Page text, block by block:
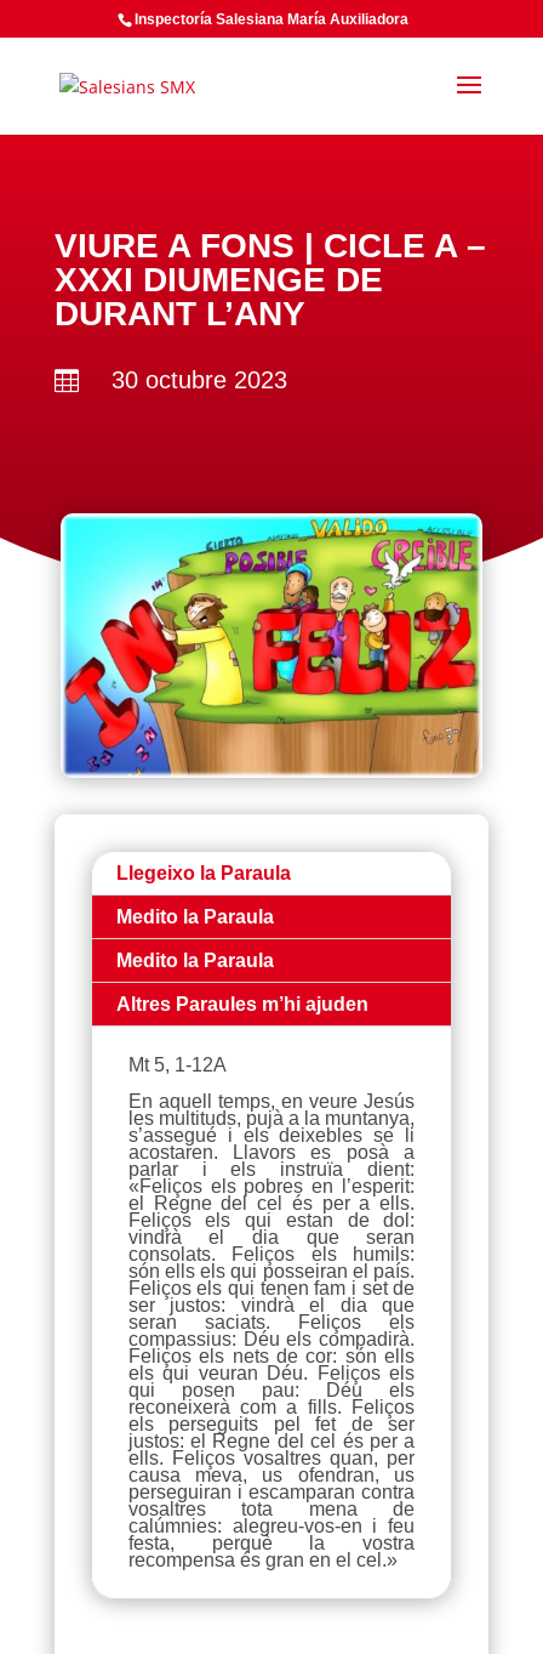
Inspectoría Salesiana María Auxiliadora
VIURE A FONS | CICLE A –
XXXI DIUMENGE DE
DURANT L’ANY
 30 octubre 2023
Llegeixo la Paraula
Medito la Paraula
Medito la Paraula
Altres Paraules m’hi ajuden
Mt 5, 1-12A
En aquell temps, en veure Jesús
les multituds, pujà a la muntanya,
s’assegué i els deixebles se li
acostaren. Llavors es posà a
parlar i els instruïa dient:
«Feliços els pobres en l’esperit:
el Regne del cel és per a ells.
Feliços els qui estan de dol:
vindrà el dia que seran
consolats. Feliços els humils:
són ells els qui posseiran el país.
Feliços els qui tenen fam i set de
ser justos: vindrà el dia que
seran saciats. Feliços els
compassius: Déu els compadirà.
Feliços els nets de cor: són ells
els qui veuran Déu. Feliços els
qui posen pau: Déu els
reconeixerà com a fills. Feliços
els perseguits pel fet de ser
justos: el Regne del cel és per a
ells. Feliços vosaltres quan, per
causa meva, us ofendran, us
perseguiran i escamparan contra
vosaltres tota mena de
calúmnies: alegreu-vos-en i feu
festa, perquè la vostra
recompensa és gran en el cel.»